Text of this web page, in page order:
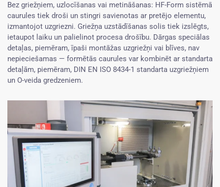
Bez griežņiem, uzlocīšanas vai metināšanas: HF-Form sistēmā
caurules tiek droši un stingri savienotas ar pretējo elementu,
izmantojot uzgriezni. Griežņa uzstādīšanas solis tiek izslēgts,
ietaupot laiku un palielinot procesa drošību. Dārgas speciālas
detaļas, piemēram, īpaši montāžas uzgriežņi vai blīves, nav
nepieciešamas — formētās caurules var kombinēt ar standarta
detaļām, piemēram, DIN EN ISO 8434-1 standarta uzgriežņiem
un O-veida gredzeniem.